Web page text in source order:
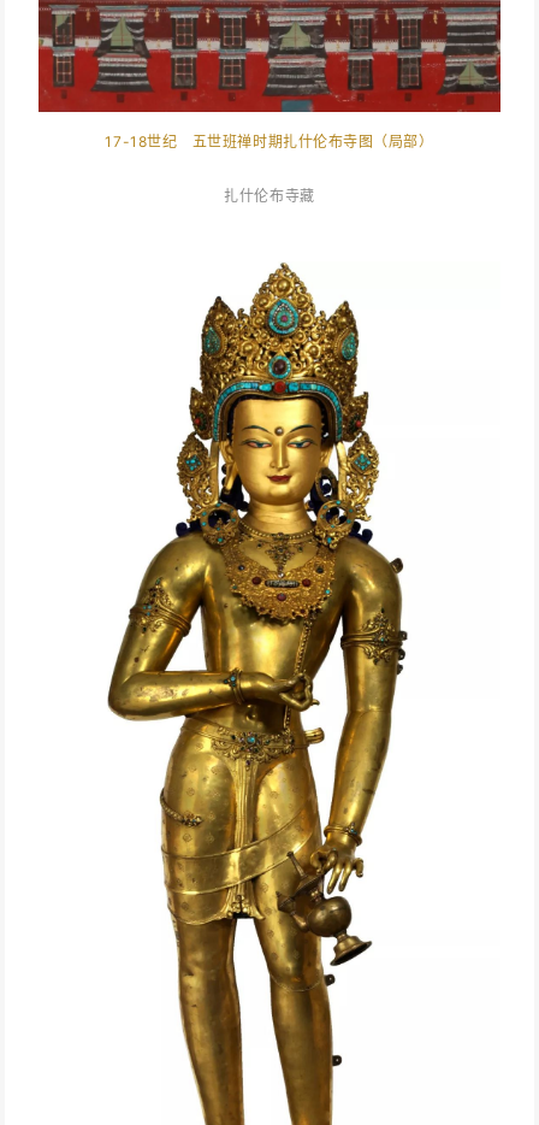
17-18世纪 五世班禅时期扎什伦布寺图（局部）
扎什伦布寺藏